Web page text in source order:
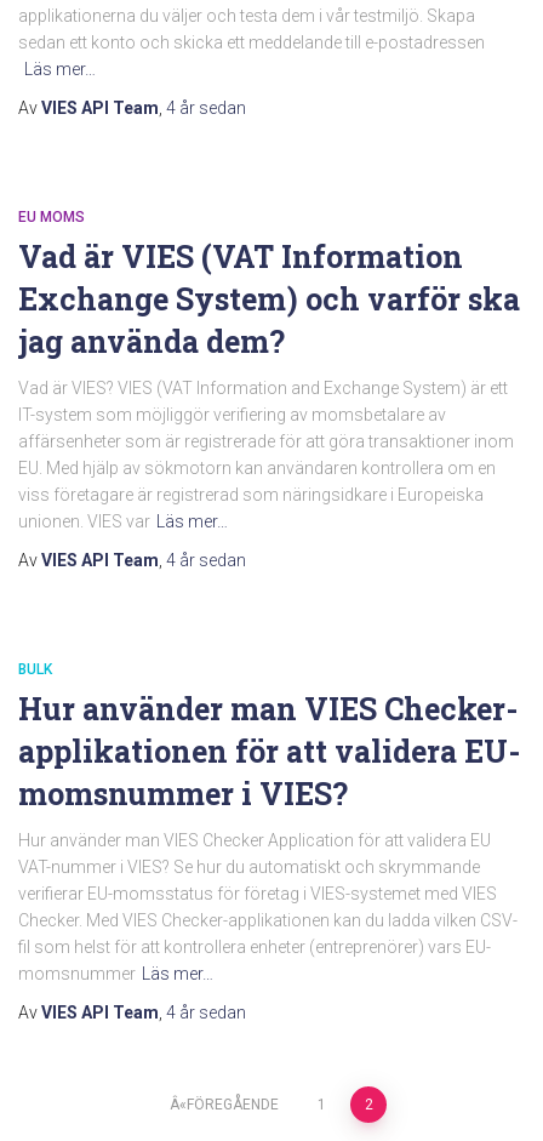
applikationerna du väljer och testa dem i vår testmiljö. Skapa
sedan ett konto och skicka ett meddelande till e-postadressen
Läs mer…
AvVIES API Team 4 år sedan
EU MOMS
Vad är VIES (VAT Information
Exchange System) och varför ska
jag använda dem?
Vad är VIES? VIES (VAT Information and Exchange System) är ett
IT-system som möjliggör verifiering av momsbetalare av
affärsenheter som är registrerade för att göra transaktioner inom
EU. Med hjälp av sökmotorn kan användaren kontrollera om en
viss företagare är registrerad som näringsidkare i Europeiska
unionen. VIES var Läs mer…
AvVIES API Team 4 år sedan
BULK
Hur använder man VIES Checker-
applikationen för att validera EU-
momsnummer i VIES?
Hur använder man VIES Checker Application för att validera EU
VAT-nummer i VIES? Se hur du automatiskt och skrymmande
verifierar EU-momsstatus för företag i VIES-systemet med VIES
Checker. Med VIES Checker-applikationen kan du ladda vilken CSV-
fil som helst för att kontrollera enheter (entreprenörer) vars EU-
momsnummer Läs mer…
AvVIES API Team 4 år sedan
SidnumreringFÖREGÅENDE 1 2